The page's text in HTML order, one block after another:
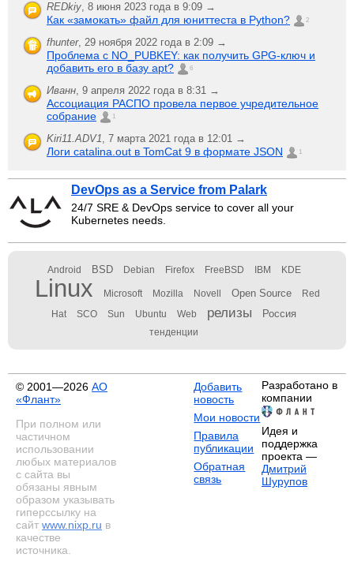
REDkiy, 8 июня 2023 года в 9:09 →
Как «замокать» файл для юниттеста в Python? 2
fhunter, 29 ноября 2022 года в 2:09 →
Проблема с NO_PUBKEY: как получить GPG-ключ и
добавить его в базу apt?
6
Иванн, 9 апреля 2022 года в 8:31 →
Ассоциация РАСПО провела первое учредительное
собрание
1
Kiri11.ADV1, 7 марта 2021 года в 12:01 →
Логи catalina.out в TomCat 9 в формате JSON 1
DevOps as a Service from Palark
24/7 SRE & DevOps service to cover all your
Kubernetes needs.
Android BSD Debian Firefox FreeBSD IBM KDE
Linux Microsoft Mozilla Novell Open Source Red
Hat SCO Sun Ubuntu Web релизы Россия
тенденции
© 2001—2026 АО
«Флант»
При полном или
частичном
использовании
любых материалов
с сайта вы
обязаны явным
образом указывать
гиперссылку на
сайт www.nixp.ru в
качестве
источника.
Добавить
новость
Мои новости
Правила
публикации
Обратная
связь
Разработано в
компании
Идея и
поддержка
проекта —
Дмитрий
Шурупов